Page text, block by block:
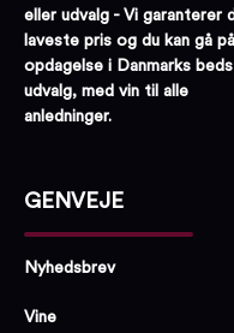
eller udvalg - Vi garanterer
laveste pris og du kan gå på
opdagelse i Danmarks
udvalg, med vin til alle
anledninger.
GENVEJE
Nyhedsbrev
Vine